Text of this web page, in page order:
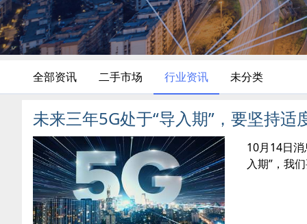
全部资讯 二手市场 行业资讯 未分类
未来三年5G处于“导入期”，要坚持适
10月14日
入期”，我